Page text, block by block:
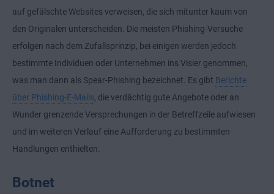
auf gefälschte Websites verweisen, die sich mitunter kaum von
den Originalen unterscheiden. Die meisten Phishing-Versuche
erfolgen nach dem Zufallsprinzip, bei einigen werden jedoch
bestimmte Individuen oder Unternehmen ins Visier genommen,
was man dann als Spear-Phishing bezeichnet. Es gibt Berichte
über Phishing-E-Mails , die verdächtig gute Angebote oder an
Wunder grenzende Versprechungen in der Betreffzeile aufwiesen
und im weiteren Verlauf eine Aufforderung zu bestimmten
Handlungen enthielten.
Botnet